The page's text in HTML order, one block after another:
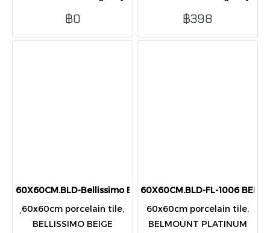
terrazzo design in soft
white-cream tones,
elegant and bright for
฿0
finish, dark grey marble
with white veins, elegant
and modern for interiors.
฿398
60X60CM.BLD-Bellissimo Beige (GC108) POL
ุ60x60cm porcelain tile,
BELLISSIMO BEIGE
60X60CM.BLD-FL-1006
60x60cm porcelain tile,
BELMOUNT PLATINUM